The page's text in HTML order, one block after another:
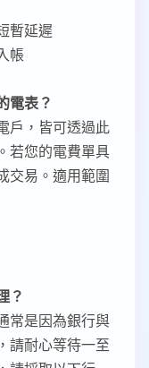
暫延遲
帳
電表？
戶，皆可透過此
若您的電費單具
交易。適用範圍
？
常是因為銀行與
請耐心等待一至